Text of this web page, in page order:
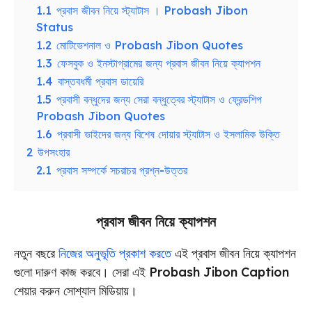
1.1 প্রবাস জীবন নিয়ে স্ট্যাটাস । Probash Jibon
Status
1.2 মোটিভেশনাল ও Probash Jibon Quotes
1.3 ফেসবুক ও ইনস্টাগ্রামের জন্য প্রবাস জীবন নিয়ে ক্যাপশন
1.4 বাস্তবধর্মী প্রবাস ডায়েরি
1.5 প্রবাসী বন্ধুদের জন্য সেরা বন্ধুত্বের স্ট্যাটাস ও ফ্রেন্ডশিপ
Probash Jibon Quotes
1.6 প্রবাসী ভাইদের জন্য বিশেষ দোয়ার স্ট্যাটাস ও ইসলামিক উক্তি
2 উপসংহার
2.1 প্রবাস সম্পর্কে সচরাচর প্রশ্ন-উত্তর
প্রবাস জীবন নিয়ে ক্যাপশন
নতুন বছরেনিজের অনুভূতি প্রকাশ করতেএই প্রবাস জীবন নিয়ে ক্যাপশন
গুলো দারুণ কাজ করবে। সেরা এই Probash Jibon Caption
শেয়ার করুন সোশ্যাল মিডিয়ায়।